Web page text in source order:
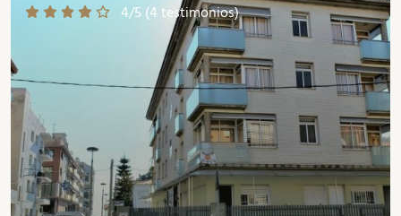
4/5 (4 testimonios)